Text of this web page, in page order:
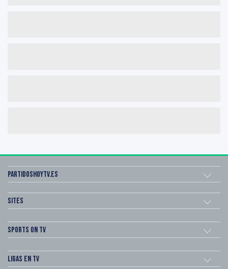
Partidoshoytv.es
Sites
Sports on TV
Ligas en TV